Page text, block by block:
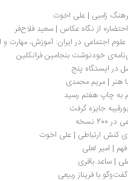
| علی اخوت
نگاه عکاس | سعید فلاح‌فر
در ایران: آموزش، مهارت و اشتغال
بنجامین فرانکلین
پنج
مریم محمدی
هفتم رسید
گرفت
ارتباطی | علی اخوت
باقری
فریناز ربیعی